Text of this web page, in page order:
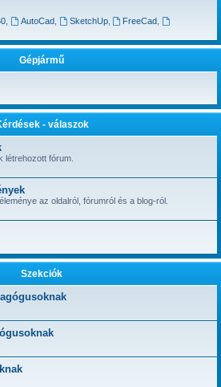
, AutoCad, SketchUp, FreeCad
Gépjármű
- válaszok
létrehozott fórum.
az oldalról, fórumról és a blog-ról.
Szekciók